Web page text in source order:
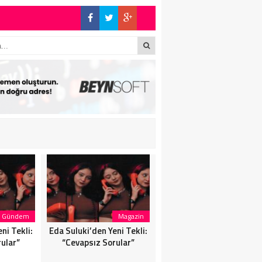
Gündem
Tekli:
Magazin
Eda Suluki’den Yeni Tekli:
“Cevapsız Sorular”